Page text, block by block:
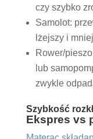
czy szybko
Samolot:
lżejszy i
Rower/
lub
zwykle
Szybkość
Ekspres vs